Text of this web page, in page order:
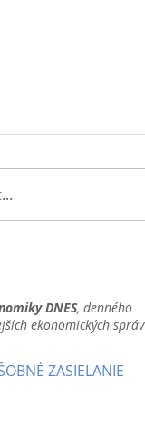
DNES, denného
ekonomických správ
ZASIELANIE